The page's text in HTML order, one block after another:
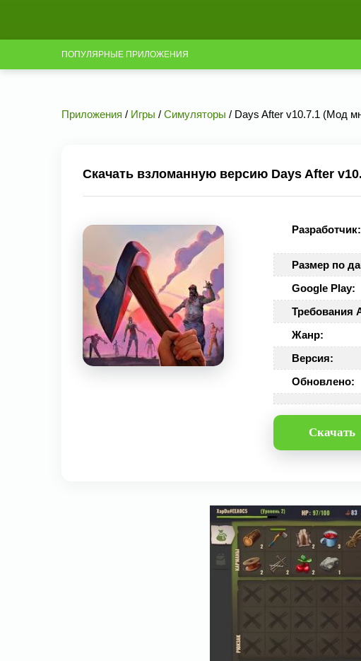
ПОПУЛЯРНЫЕ ПРИЛОЖЕНИЯ
Приложения / Игры / Симуляторы / Days After v10.7.1 (Мод
Скачать взломанную версию Days After
Разработчик:
Размер по
Google Play:
Требования
Жанр:
Версия:
Обновлено:
Скачать